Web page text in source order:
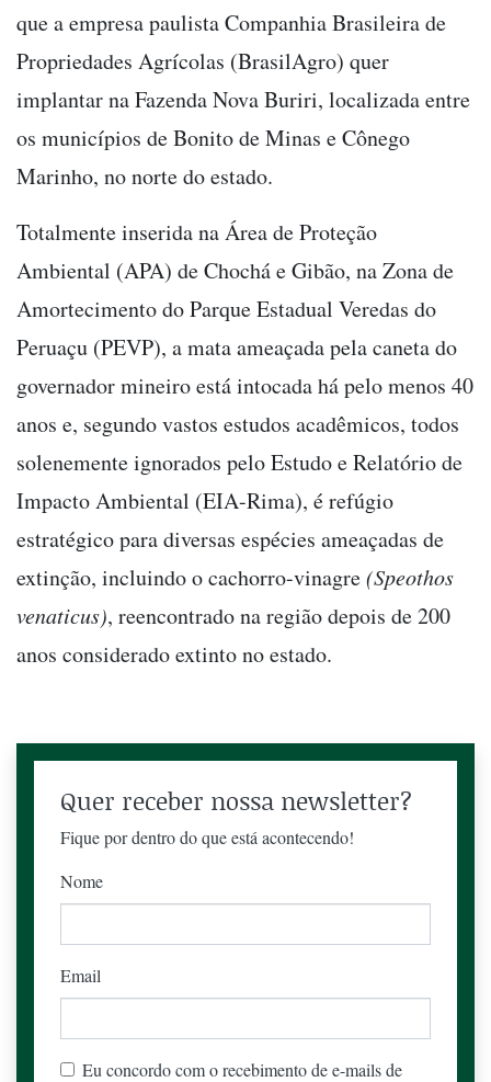
que a empresa paulista Companhia Brasileira de
Propriedades Agrícolas (BrasilAgro) quer
implantar na Fazenda Nova Buriri, localizada entre
os municípios de Bonito de Minas e Cônego
Marinho, no norte do estado.
Totalmente inserida na Área de Proteção
Ambiental (APA) de Chochá e Gibão, na Zona de
Amortecimento do Parque Estadual Veredas do
Peruaçu (PEVP), a mata ameaçada pela caneta do
governador mineiro está intocada há pelo menos 40
anos e, segundo vastos estudos acadêmicos, todos
solenemente ignorados pelo Estudo e Relatório de
Impacto Ambiental (EIA-Rima), é refúgio
estratégico para diversas espécies ameaçadas de
extinção, incluindo o cachorro-vinagre(Speothos
venaticus), reencontrado na região depois de 200
anos considerado extinto no estado.
Quer receber nossa newsletter?
Fique por dentro do que está acontecendo!
Nome
Email
Eu concordo com o recebimento de e-mails de